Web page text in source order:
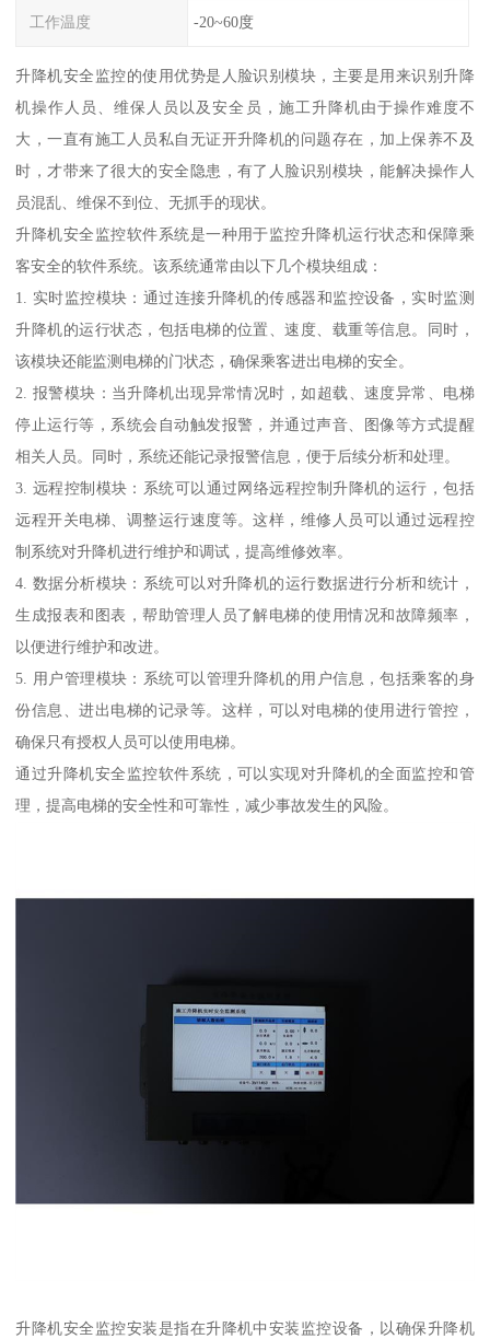
工作温度 -20~60度
升降机安全监控的使用优势是人脸识别模块，主要是用来识别升降
机操作人员、维保人员以及安全员，施工升降机由于操作难度不
大，一直有施工人员私自无证开升降机的问题存在，加上保养不及
时，才带来了很大的安全隐患，有了人脸识别模块，能解决操作人
员混乱、维保不到位、无抓手的现状。
升降机安全监控软件系统是一种用于监控升降机运行状态和保障乘
客安全的软件系统。该系统通常由以下几个模块组成：
1. 实时监控模块：通过连接升降机的传感器和监控设备，实时监测
升降机的运行状态，包括电梯的位置、速度、载重等信息。同时，
该模块还能监测电梯的门状态，确保乘客进出电梯的安全。
2. 报警模块：当升降机出现异常情况时，如超载、速度异常、电梯
停止运行等，系统会自动触发报警，并通过声音、图像等方式提醒
相关人员。同时，系统还能记录报警信息，便于后续分析和处理。
3. 远程控制模块：系统可以通过网络远程控制升降机的运行，包括
远程开关电梯、调整运行速度等。这样，维修人员可以通过远程控
制系统对升降机进行维护和调试，提高维修效率。
4. 数据分析模块：系统可以对升降机的运行数据进行分析和统计，
生成报表和图表，帮助管理人员了解电梯的使用情况和故障频率，
以便进行维护和改进。
5. 用户管理模块：系统可以管理升降机的用户信息，包括乘客的身
份信息、进出电梯的记录等。这样，可以对电梯的使用进行管控，
确保只有授权人员可以使用电梯。
通过升降机安全监控软件系统，可以实现对升降机的全面监控和管
理，提高电梯的安全性和可靠性，减少事故发生的风险。
升降机安全监控安装是指在升降机中安装监控设备，以确保升降机